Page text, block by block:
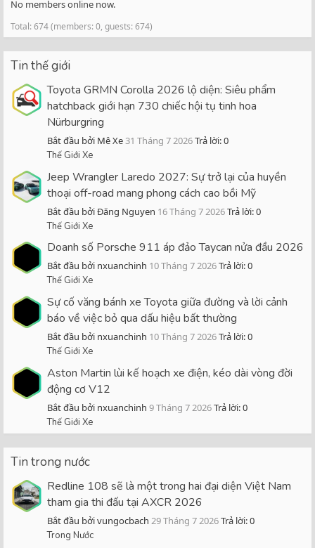
No members online now.
Total: 674 (members: 0, guests: 674)
Tin thế giới
Toyota GRMN Corolla 2026 lộ diện: Siêu phẩm
hatchback giới hạn 730 chiếc hội tụ tinh hoa
Nürburgring
Bắt đầu bởi Mê Xe31 Tháng 7 2026Trả lời: 0
Thế Giới Xe
Jeep Wrangler Laredo 2027: Sự trở lại của huyền
thoại off-road mang phong cách cao bồi Mỹ
Bắt đầu bởi Đăng Nguyen 16 Tháng 7 2026Trả lời: 0
Thế Giới Xe
Doanh số Porsche 911 áp đảo Taycan nửa đầu 2026
Bắt đầu bởi nxuanchinh 10 Tháng 7 2026Trả lời: 0
Thế Giới Xe
Sự cố văng bánh xe Toyota giữa đường và lời cảnh
báo về việc bỏ qua dấu hiệu bất thường
Bắt đầu bởi nxuanchinh 10 Tháng 7 2026Trả lời: 0
Thế Giới Xe
Aston Martin lùi kế hoạch xe điện, kéo dài vòng đời
động cơ V12
Bắt đầu bởi nxuanchinh 9 Tháng 7 2026Trả lời: 0
Thế Giới Xe
Tin trong nước
Redline 108 sẽ là một trong hai đại diện Việt Nam
tham gia thi đấu tại AXCR 2026
Bắt đầu bởi vungocbach 29 Tháng 7 2026Trả lời: 0
Trong Nước